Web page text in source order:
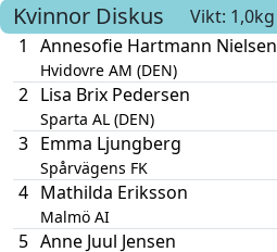
Kvinnor Diskus Vikt: 1,0kg
1
Annesofie Hartmann Nielsen
Hvidovre AM (DEN)
2 Lisa Brix Pedersen
Sparta AL (DEN)
3 Emma Ljungberg
Spårvägens FK
4 Mathilda Eriksson
Malmö AI
5 Anne Juul Jensen